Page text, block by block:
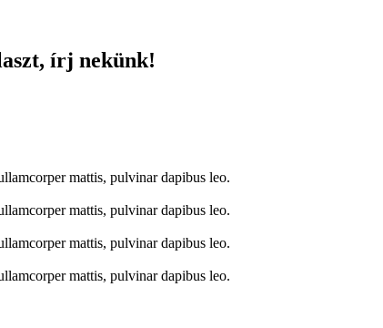
írj nekünk!
mattis, pulvinar dapibus leo.
mattis, pulvinar dapibus leo.
mattis, pulvinar dapibus leo.
mattis, pulvinar dapibus leo.